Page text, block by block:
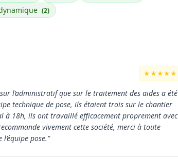
(2)
★★★★★
l’administratif que sur le traitement des aides a été
technique de pose, ils étaient trois sur le chantier
18h, ils ont travaillé efficacement proprement avec
vivement cette société, merci à toute
pose."